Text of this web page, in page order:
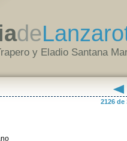
de
y Eladio Santana
2126 de